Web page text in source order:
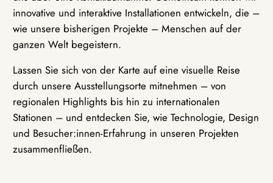
innovative und interaktive Installationen entwickeln, die –
wie unsere bisherigen Projekte – Menschen auf der
ganzen Welt begeistern.
Lassen Sie sich von der Karte auf eine visuelle Reise
durch unsere Ausstellungsorte mitnehmen – von
regionalen Highlights bis hin zu internationalen
Stationen – und entdecken Sie, wie Technologie, Design
und Besucher:innen-Erfahrung in unseren Projekten
zusammenfließen.